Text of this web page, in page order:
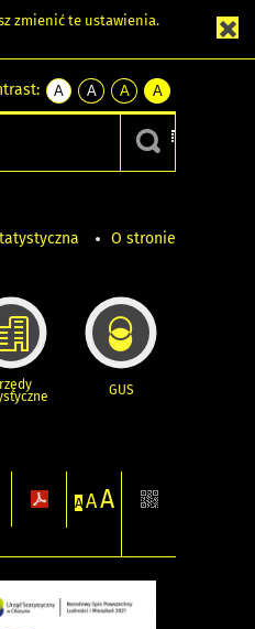
zmienić te ustawienia.
A
kontrast
A
kontrast
czarnym
A
kontrast
żółty
tekst
czarnym
A
kontrast
czarny
tekst
żółtym
O stronie
GUS
A AA